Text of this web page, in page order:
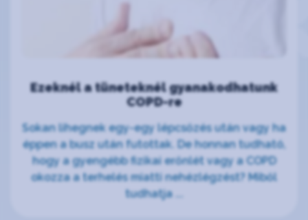
Ezeknél a tüneteknél gyanakodhatunk
COPD-re
Sokan lihegnek egy-egy lépcsőzés után vagy ha
éppen a busz után futottak. De honnan tudható,
hogy a gyengébb fizikai erőnlét vagy a COPD
okozza a terhelés miatti nehézlégzést? Miből
tudhatja ...